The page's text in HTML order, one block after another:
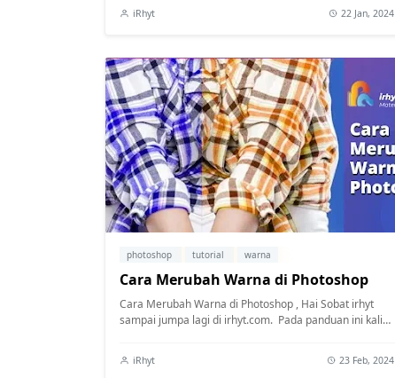
iRhyt 22 Jan, 2024
photoshop tutorial warna
Cara Merubah Warna di Photoshop
Cara Merubah Warna di Photoshop , Hai Sobat irhyt
sampai jumpa lagi di irhyt.com. Pada panduan ini kali
iRhyt 23 Feb, 2024